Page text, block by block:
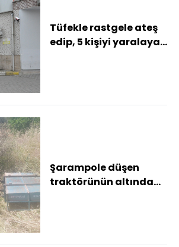
Tüfekle rastgele ateş
edip, 5 kişiyi yaralayan
Şarampole düşen
traktörünün altında